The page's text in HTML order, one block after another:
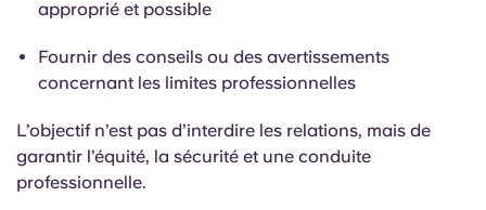
approprié et possible
Fournir des conseils ou des avertissements
concernant les limites professionnelles
L’objectif n’est pas d’interdire les relations, mais de
garantir l’équité, la sécurité et une conduite
professionnelle.